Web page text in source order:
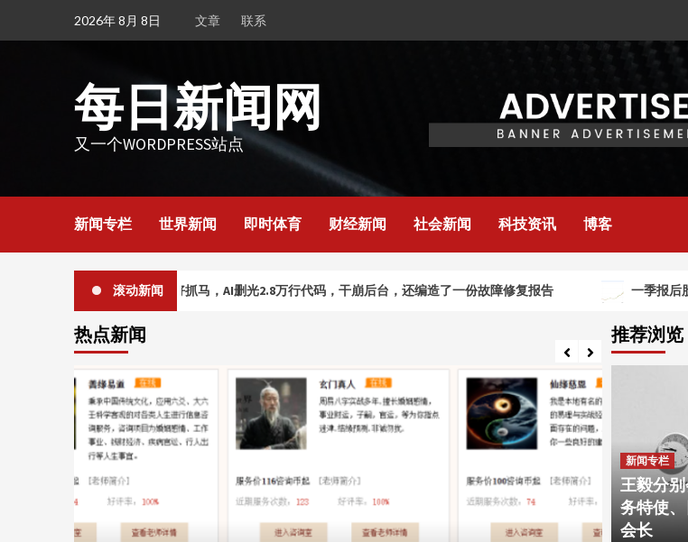
2026年 8月 8日 文章 联系
每日新闻网
又一个WORDPRESS站点
新闻专栏 世界新闻 即时体育 财经新闻 社会新闻 科技资讯 博客
滚动新闻
好抓马，AI删光2.8万行代码，干崩后台，还编造了一份故障修复报告 一季报后股价创
热点新闻 推荐浏览
新闻专栏
王毅分
务特使
会长